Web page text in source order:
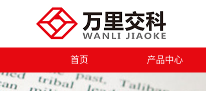
首页 产品中心